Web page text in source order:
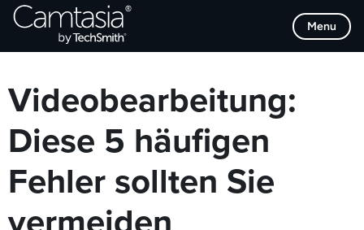
Direkt
zum
Menu
Browse Categories
Videobearbeitung:
Diese 5 häufigen
Fehler sollten Sie